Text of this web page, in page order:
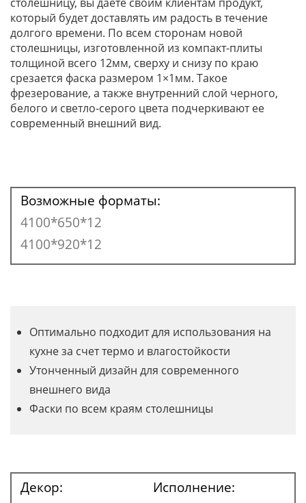
который будет доставлять им радость в течение
долгого времени. По всем сторонам новой
столешницы, изготовленной из компакт-плиты
толщиной всего 12мм, сверху и снизу по краю
срезается фаска размером 1×1мм. Такое
фрезерование, а также внутренний слой черного,
белого и светло-серого цвета подчеркивают ее
современный внешний вид.
Возможные форматы:
4100*650*12
4100*920*12
Оптимально подходит для использования на
кухне за счет термо и влагостойкости
Утонченный дизайн для современного
внешнего вида
Фаски по всем краям столешницы
Декор:
Исполнение: